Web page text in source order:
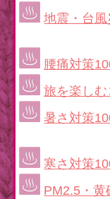
地震・台
腰痛対策
旅を楽し
暑さ対策
寒さ対策
PM2.5・黄